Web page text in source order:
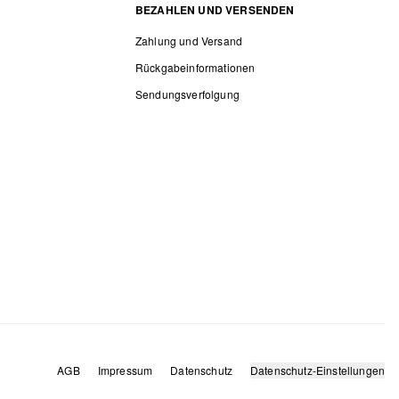
BEZAHLEN UND VERSENDEN
Zahlung und Versand
Rückgabeinformationen
Sendungsverfolgung
AGB Impressum Datenschutz Datenschutz-Einstellungen